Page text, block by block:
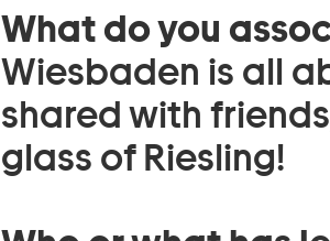
What do you
Wiesbaden is all
shared with
glass of Riesling!